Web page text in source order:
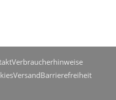
Verbraucherhinweise
VersandBarrierefreiheit